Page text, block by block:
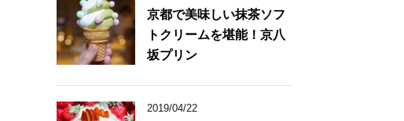
京都で美味しい抹茶ソフ
トクリームを堪能！京八
坂プリン
2019/04/22